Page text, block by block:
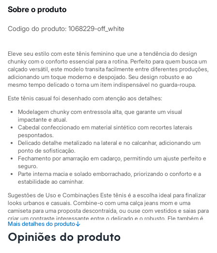
Chinelos
Sandálias
Marcas
City
Clock House
Mindset
Sawary
Yessica
Moda esportiva
Acessórios
Blusas
Calçados
Leggings
Shorts e Bermudas
Tops
Moda íntima
Calcinhas
Cintas e Modeladores
Meias
Pijamas
Sutiãs e Tops
Moda praia
Biquínis
Maiôs
Saídas de praia
Sobre o produto
Codigo do produto: 1068229-off_white
Eleve seu estilo com este tênis feminino que une a tendência do design
chunky com o conforto essencial para a rotina. Perfeito para quem busca um
calçado versátil, este modelo transita facilmente entre diferentes produções,
adicionando um toque moderno e despojado. Seu design robusto e ao
mesmo tempo delicado o torna um item indispensável no guarda-roupa.
Este tênis casual foi desenhado com atenção aos detalhes:
Modelagem chunky com entressola alta, que garante um visual
impactante e atual.
Cabedal confeccionado em material sintético com recortes laterais
pespontados.
Delicado detalhe metalizado na lateral e no calcanhar, adicionando um
ponto de sofisticação.
Fechamento por amarração em cadarço, permitindo um ajuste perfeito e
seguro.
Parte interna macia e solado emborrachado, priorizando o conforto e a
estabilidade ao caminhar.
Sugestões de Uso e Combinações Este tênis é a escolha ideal para finalizar
looks urbanos e casuais. Combine-o com uma calça jeans mom e uma
camiseta para uma proposta descontraída, ou ouse com vestidos e saias para
criar um contraste interessante entre o delicado e o robusto. Ele também é
perfeito para acompanhar shorts de alfaiataria, trazendo um ar
contemporâneo e confortável para os dias mais quentes.
Mais detalhes do produto↓
Opiniões do produto